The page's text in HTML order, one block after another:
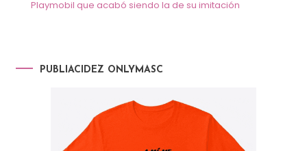
Playmobil que acabó siendo la de su imitación
PUBLIACIDEZ ONLYMASC